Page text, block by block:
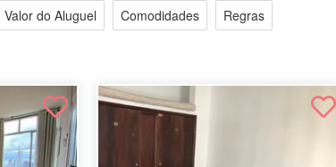
Valor do Aluguel Comodidades Regras